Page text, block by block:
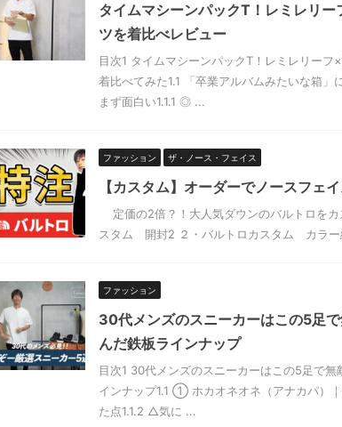
タイムマシーンパックT！レミレリ
ツを着比べレビュー
目次1 タイムマシーンパックT！レミレリー
着比べてみた1.1 「卒業アルバムみたいな箱
まず面白い1.1.1 ◎ ...
ファッション ザ・ノース・フェイス
【カスタム】オーダーでノースフェ
定価の2倍？！大人気ダウンのバルトロを
スタム 開封2 ２・バルトロカスタム カラー
ファッション
30代メンズのスニーカーはこの5足
んだ鉄板ラインナップ
目次1 30代メンズのスニーカーはこの5足で
インナップ1.1 ① ホカオネオネ（アナカパ）
た点1.1.2 △気に ...